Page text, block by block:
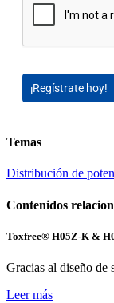
¡Regístrate hoy!
Temas
Distribución de
Contenidos
Toxfree® H05Z-K &
Gracias al diseño
Leer más